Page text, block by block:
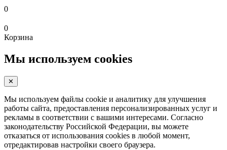
0
0
Корзина
Мы используем cookies
✕
Мы используем файлы cookie и аналитику для улучшения
работы сайта, предоставления персонализированных услуг и
рекламы в соответствии с вашими интересами. Согласно
законодательству Российской Федерации, вы можете
отказаться от использования cookies в любой момент,
отредактировав настройки своего браузера.